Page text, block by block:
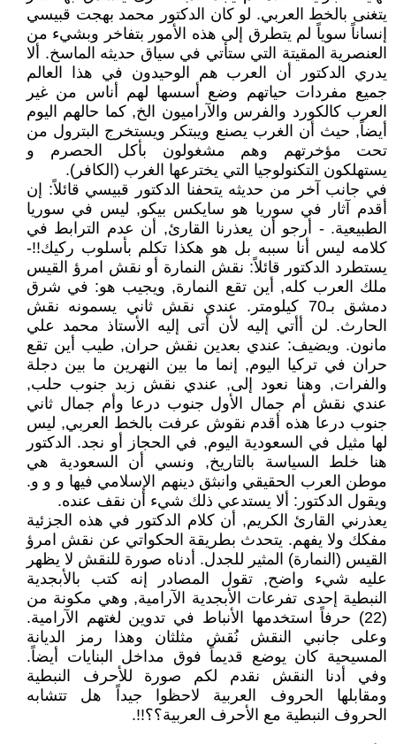
يتغنى بالخط العربي. لو كان الدكتور محمد بهجت قبيسي
إنساناً سوياً لم يتطرق إلى هذه الأمور بتفاخر وبشيء من
العنصرية المقيتة التي ستأتي في سياق حديثه الماسخ. ألا
يدري الدكتور أن العرب هم الوحيدون في هذا العالم
جميع مفردات حياتهم وضع أسسها لهم أناس من غير
العرب كالكورد والفرس والآراميون الخ, كما حالهم اليوم
أيضاً, حيث أن الغرب يصنع ويبتكر ويستخرج البترول من
تحت مؤخرتهم وهم مشغولون بأكل الحصرم و
يستهلكون التكنولوجيا التي يخترعها الغرب (الكافر).
في جانب آخر من حديثه يتحفنا الدكتور قبيسي قائلاً: إن
أقدم آثار في سوريا هو سايكس بيكو, ليس في سوريا
الطبيعية. - أرجو أن يعذرنا القارئ, أن عدم الترابط في
كلامه ليس أنا سببه بل هو هكذا تكلم بأسلوب ركيك!!-
يستطرد الدكتور قائلاً: نقش النمارة أو نقش امرؤ القيس
ملك العرب كله, أين تقع النمارة, ويجيب هو: في شرق
دمشق بـ70 كيلومتر. عندي نقش ثاني يسمونه نقش
الحارث. لن أأتي إليه لأن أتى إليه الأستاذ محمد علي
مانون. ويضيف: عندي بعدين نقش حران, طيب أين تقع
حران في تركيا اليوم, إنما ما بين النهرين ما بين دجلة
والفرات, وهنا نعود إلى, عندي نقش زبد جنوب حلب,
عندي نقش أم جمال الأول جنوب درعا وأم جمال ثاني
جنوب درعا هذه أقدم نقوش عرفت بالخط العربي, ليس
لها مثيل في السعودية اليوم, في الحجاز أو نجد. الدكتور
هنا خلط السياسة بالتاريخ, ونسي أن السعودية هي
موطن العرب الحقيقي وانبثق دينهم الإسلامي فيها و و و.
ويقول الدكتور: ألا يستدعي ذلك شيء أن نقف عنده.
يعذرني القارئ الكريم, أن كلام الدكتور في هذه الجزئية
مفكك ولا يفهم. يتحدث بطريقة الحكواتي عن نقش امرؤ
القيس (النمارة) المثير للجدل. أدناه صورة للنقش لا يظهر
عليه شيء واضح, تقول المصادر إنه كتب بالأبجدية
النبطية إحدى تفرعات الأبجدية الآرامية, وهي مكونة من
(22) حرفاً استخدمها الأنباط في تدوين لغتهم الآرامية.
وعلى جانبي النقش نُقش مثلثان وهذا رمز الديانة
المسيحية كان يوضع قديماً فوق مداخل البنايات أيضاً.
وفي أدنا النقش نقدم لكم صورة للأحرف النبطية
ومقابلها الحروف العربية لاحظوا جيداً هل تتشابه
الحروف النبطية مع الأحرف العربية؟؟!!.